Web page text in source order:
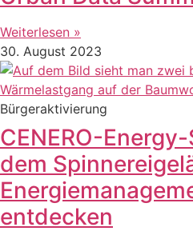
Weiterlesen »
30. August 2023
Bürgeraktivierung
CENERO-
dem
entdecken